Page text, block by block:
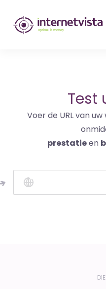
internetvista
monitoring
en
Uptime
is
money
Test
Voer de URL van
prestatieen